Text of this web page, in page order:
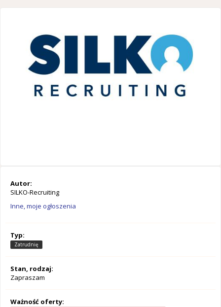
Autor:
SILKO-Recruiting
Inne, moje ogłoszenia
Typ:
Zatrudnię
Stan, rodzaj:
Zapraszam
Ważność oferty: